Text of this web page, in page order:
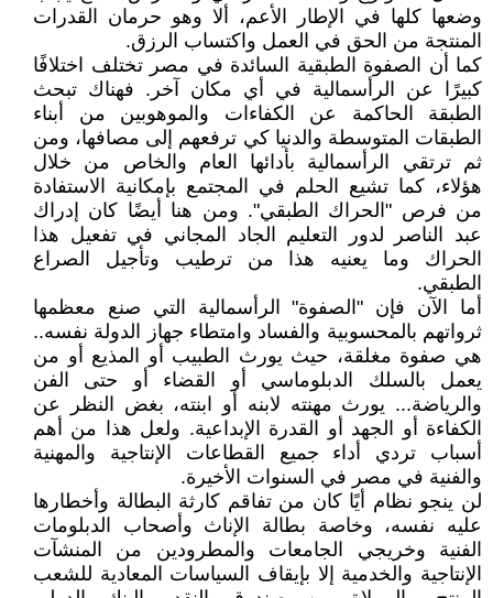
وضعها كلها في الإطار الأعم، ألا وهو حرمان القدرات
المنتجة من الحق في العمل واكتساب الرزق.
كما أن الصفوة الطبقية السائدة في مصر تختلف اختلافًا
كبيرًا عن الرأسمالية في أي مكان آخر. فهناك تبحث
الطبقة الحاكمة عن الكفاءات والموهوبين من أبناء
الطبقات المتوسطة والدنيا كي ترفعهم إلى مصافها، ومن
ثم ترتقي الرأسمالية بأدائها العام والخاص من خلال
هؤلاء، كما تشيع الحلم في المجتمع بإمكانية الاستفادة
من فرص "الحراك الطبقي". ومن هنا أيضًا كان إدراك
عبد الناصر لدور التعليم الجاد المجاني في تفعيل هذا
الحراك وما يعنيه هذا من ترطيب وتأجيل الصراع
الطبقي.
أما الآن فإن "الصفوة" الرأسمالية التي صنع معظمها
ثرواتهم بالمحسوبية والفساد وامتطاء جهاز الدولة نفسه..
هي صفوة مغلقة، حيث يورث الطبيب أو المذيع أو من
يعمل بالسلك الدبلوماسي أو القضاء أو حتى الفن
والرياضة... يورث مهنته لابنه أو ابنته، بغض النظر عن
الكفاءة أو الجهد أو القدرة الإبداعية. ولعل هذا من أهم
أسباب تردي أداء جميع القطاعات الإنتاجية والمهنية
والفنية في مصر في السنوات الأخيرة.
لن ينجو نظام أيًا كان من تفاقم كارثة البطالة وأخطارها
عليه نفسه، وخاصة بطالة الإناث وأصحاب الدبلومات
الفنية وخريجي الجامعات والمطرودين من المنشآت
الإنتاجية والخدمية إلا بإيقاف السياسات المعادية للشعب